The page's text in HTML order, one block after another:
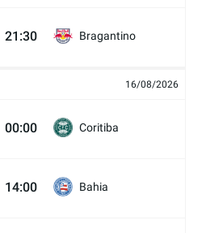
21:30 Bragantino
16/08/2026
00:00 Coritiba
14:00 Bahia